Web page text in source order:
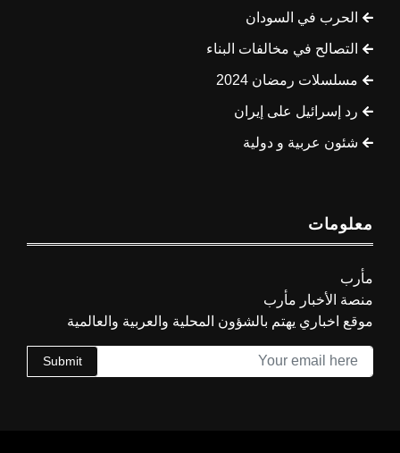
الحرب في السودان
التصالح في مخالفات البناء
مسلسلات رمضان 2024
رد إسرائيل على إيران
شئون عربية و دولية
معلومات
مأرب
منصة الأخبار مأرب
موقع اخباري يهتم بالشؤون المحلية والعربية والعالمية
Submit